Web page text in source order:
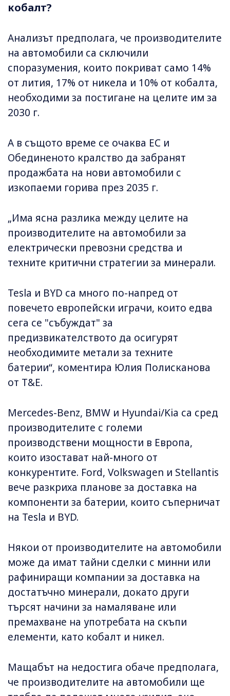
кобалт?
Анализът предполага, че производителите
на автомобили са сключили
споразумения, които покриват само 14%
от лития, 17% от никела и 10% от кобалта,
необходими за постигане на целите им за
2030 г.
А в същото време се очаква ЕС и
Обединеното кралство да забранят
продажбата на нови автомобили с
изкопаеми горива през 2035 г.
„Има ясна разлика между целите на
производителите на автомобили за
електрически превозни средства и
техните критични стратегии за минерали.
Tesla и BYD са много по-напред от
повечето европейски играчи, които едва
сега се "събуждат" за
предизвикателството да осигурят
необходимите метали за техните
батерии“, коментира Юлия Полисканова
от T&E.
Mercedes-Benz, BMW и Hyundai/Kia са сред
производителите с големи
производствени мощности в Европа,
които изостават най-много от
конкурентите. Ford, Volkswagen и Stellantis
вече разкриха планове за доставка на
компоненти за батерии, които съперничат
на Tesla и BYD.
Някои от производителите на автомобили
може да имат тайни сделки с минни или
рафиниращи компании за доставка на
достатъчно минерали, докато други
търсят начини за намаляване или
премахване на употребата на скъпи
елементи, като кобалт и никел.
Мащабът на недостига обаче предполага,
че производителите на автомобили ще